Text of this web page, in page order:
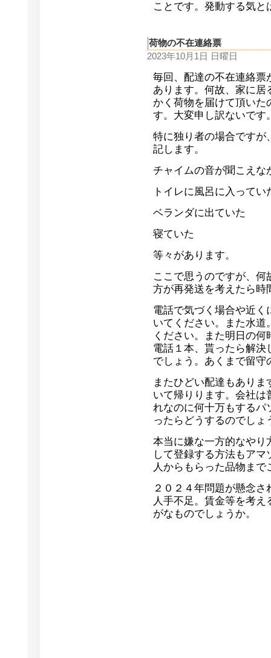
ことです。発動する気
荷物の不在連絡票
2023年10月1日 日曜日
毎回、配達の不在連絡票
あります。何故、家に
かく荷物を届けて頂い
す。大変申し訳ないです
特に独り者の場合ですが
記します。
チャイムの音が聞こえな
トイレに風呂に入ってい
ベランダに出ていた
寝ていた
等々があります。
ここで思うのですが、
方が再発送を考えたら時
電話で気づく場合や近
いてください。また水
ください。また明日の
電話１本、貰ったら解
でしょう。あくまで留守
またひどい配達もあり
いて帰りります。会社
れなのに何十万もするパ
ったらどうするのでしょ
本当に嫌な一方的なやり
して登録する方法もア
人からもらった品物まで
２０２４年問題が懸念
人手不足。賃金等を考
がなものでしょうか。